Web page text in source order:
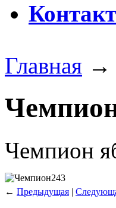
Главная →
Чемпион
← Предыдущая |